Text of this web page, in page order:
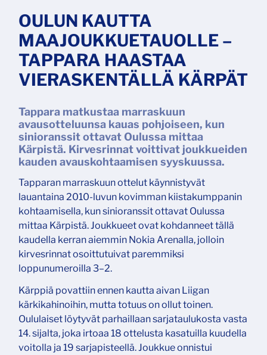
OULUN KAUTTA
MAAJOUKKUETAUOLLE –
TAPPARA HAASTAA
VIERASKENTÄLLÄ KÄRPÄT
Tappara matkustaa marraskuun
avausotteluunsa kauas pohjoiseen, kun
sinioranssit ottavat Oulussa mittaa
Kärpistä. Kirvesrinnat voittivat joukkueiden
kauden avauskohtaamisen syyskuussa.
Tapparan marraskuun ottelut käynnistyvät
lauantaina 2010-luvun kovimman kiistakumppanin
kohtaamisella, kun sinioranssit ottavat Oulussa
mittaa Kärpistä. Joukkueet ovat kohdanneet tällä
kaudella kerran aiemmin Nokia Arenalla, jolloin
kirvesrinnat osoittutuivat paremmiksi
loppunumeroilla 3–2.
Kärppiä povattiin ennen kautta aivan Liigan
kärkikahinoihin, mutta totuus on ollut toinen.
Oululaiset löytyvät parhaillaan sarjataulukosta vasta
14. sijalta, joka irtoaa 18 ottelusta kasatuilla kuudella
voitolla ja 19 sarjapisteellä. Joukkue onnistui